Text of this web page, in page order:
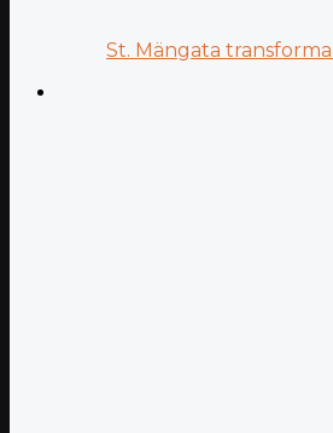
St. Mängata